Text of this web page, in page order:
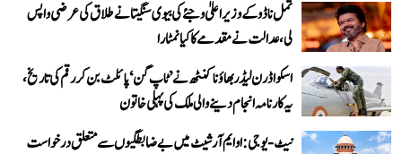
تمل ناڈو کے وزیر اعلیٰ وجئے کی بیوی سنگیتا نے طلاق کی عرضی واپس
لی، عدالت نے مقدمے کا کیا نمٹارا
اسکواڈرن لیڈر بھاؤنا کنٹھ نے ’ٹاپ گن‘ پائلٹ بن کر رقم کی تاریخ،
یہ کارنامہ انجام دینے والی ملک کی پہلی خاتون
نیٹ-یو جی: او ایم آر شیٹ میں بے ضابطگیوں سے متعلق درخواست